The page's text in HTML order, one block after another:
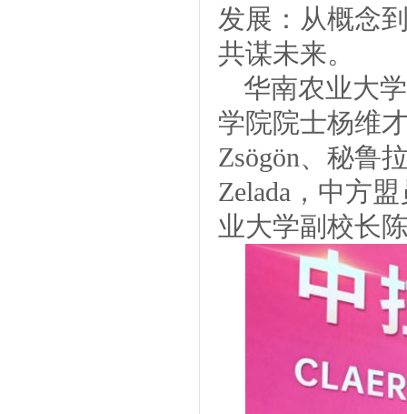
发展：从概念
共谋未来。
华南农业大
学院院士杨维
Zsögön、秘鲁
Zelada，中方
业大学副校长